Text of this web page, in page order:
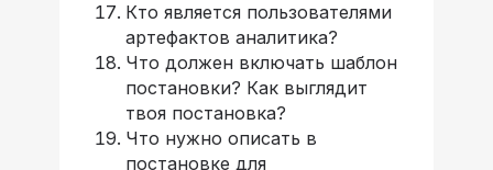
Кто является пользователями
артефактов аналитика?
Что должен включать шаблон
постановки? Как выглядит
твоя постановка?
Что нужно описать в
постановке для